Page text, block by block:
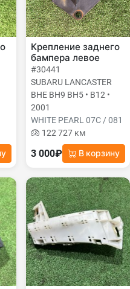
Крепление заднего
бампера левое
#30441
SUBARU LANCASTER
BHE BH9 BH5 • B12 •
2001
WHITE PEARL 07C / 081
122 727 км
3 000₽ В корзину